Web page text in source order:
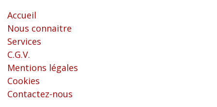
Accueil
Nous connaitre
Services
C.G.V.
Mentions légales
Cookies
Contactez-nous